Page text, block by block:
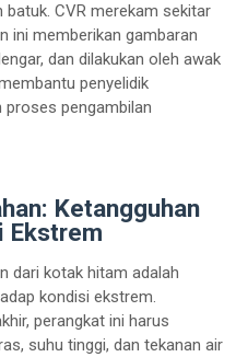
batuk. CVR merekam sekitar
ini memberikan gambaran
dan dilakukan oleh awak
penyelidik
pengambilan
Ketangguhan
Ekstrem
dari kotak hitam adalah
kondisi ekstrem.
perangkat ini harus
suhu tinggi, dan tekanan air